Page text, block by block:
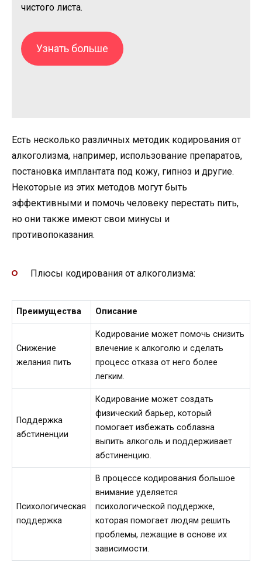
чистого листа.
Узнать больше
Есть несколько различных методик кодирования от
алкоголизма, например, использование препаратов,
постановка имплантата под кожу, гипноз и другие.
Некоторые из этих методов могут быть
эффективными и помочь человеку перестать пить,
но они также имеют свои минусы и
противопоказания.
Плюсы кодирования от алкоголизма:
Преимущества Описание
Снижение
желания пить
Кодирование может помочь снизить
влечение к алкоголю и сделать
процесс отказа от него более
легким.
Поддержка
абстиненции
Кодирование может создать
физический барьер, который
помогает избежать соблазна
выпить алкоголь и поддерживает
абстиненцию.
Психологическая
поддержка
В процессе кодирования большое
внимание уделяется
психологической поддержке,
которая помогает людям решить
проблемы, лежащие в основе их
зависимости.